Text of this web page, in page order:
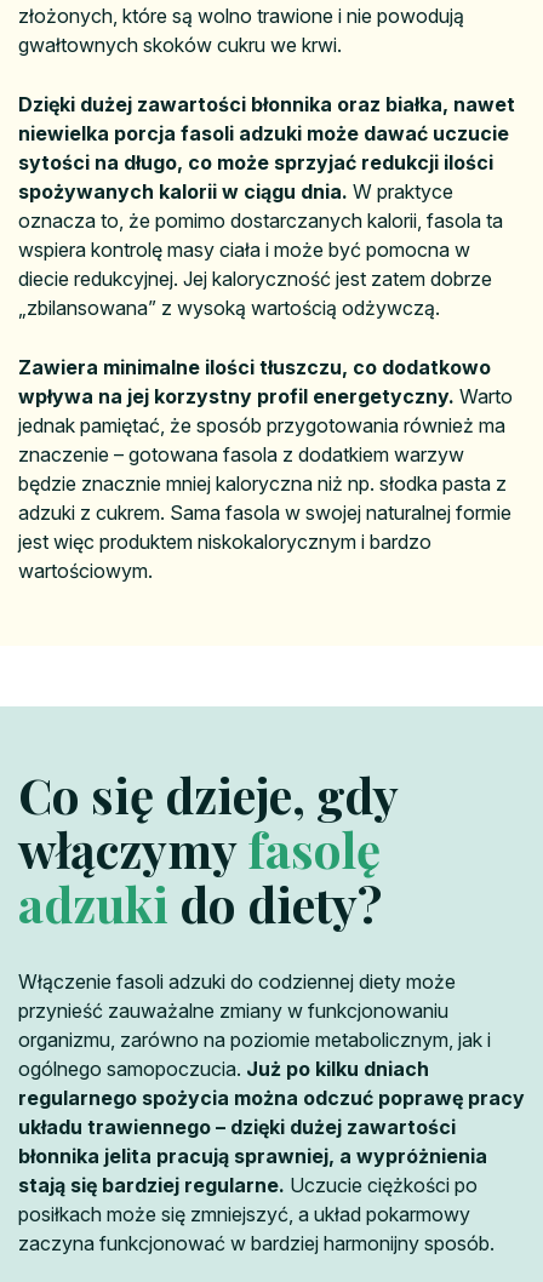
złożonych, które są wolno trawione i nie powodują
gwałtownych skoków cukru we krwi.
Dzięki dużej zawartości błonnika oraz białka, nawet
niewielka porcja fasoli adzuki może dawać uczucie
sytości na długo, co może sprzyjać redukcji ilości
spożywanych kalorii w ciągu dnia. W praktyce
oznacza to, że pomimo dostarczanych kalorii, fasola ta
wspiera kontrolę masy ciała i może być pomocna w
diecie redukcyjnej. Jej kaloryczność jest zatem dobrze
„zbilansowana” z wysoką wartością odżywczą.
Zawiera minimalne ilości tłuszczu, co dodatkowo
wpływa na jej korzystny profil energetyczny. Warto
jednak pamiętać, że sposób przygotowania również ma
znaczenie – gotowana fasola z dodatkiem warzyw
będzie znacznie mniej kaloryczna niż np. słodka pasta z
adzuki z cukrem. Sama fasola w swojej naturalnej formie
jest więc produktem niskokalorycznym i bardzo
wartościowym.
Co się dzieje, gdy
włączymyfasolę
adzuki do diety?
Włączenie fasoli adzuki do codziennej diety może
przynieść zauważalne zmiany w funkcjonowaniu
organizmu, zarówno na poziomie metabolicznym, jak i
ogólnego samopoczucia. Już po kilku dniach
regularnego spożycia można odczuć poprawę pracy
układu trawiennego – dzięki dużej zawartości
błonnika jelita pracują sprawniej, a wypróżnienia
stają się bardziej regularne. Uczucie ciężkości po
posiłkach może się zmniejszyć, a układ pokarmowy
zaczyna funkcjonować w bardziej harmonijny sposób.